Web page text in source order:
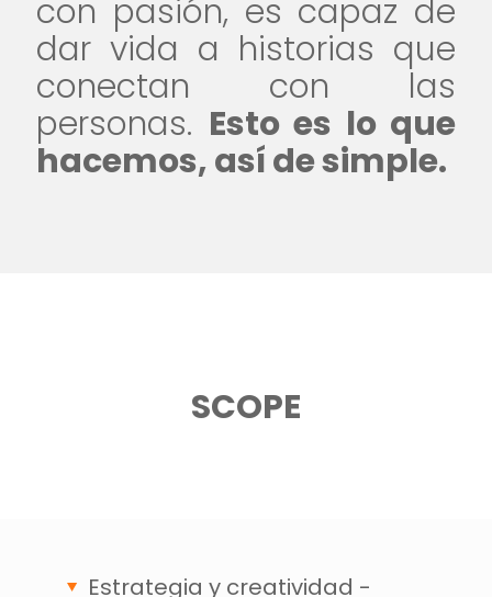
con pasión, es capaz de
dar vida a historias que
conectan con las
personas. Esto es lo que
hacemos, así de simple.
SCOPE
Estrategia y creatividad -